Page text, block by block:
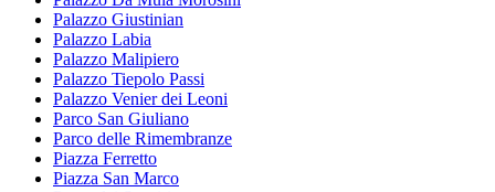
Palazzo Giustinian
Palazzo Labia
Palazzo Malipiero
Palazzo Tiepolo Passi
Palazzo Venier dei Leoni
Parco San Giuliano
Parco delle Rimembranze
Piazza Ferretto
Piazza San Marco